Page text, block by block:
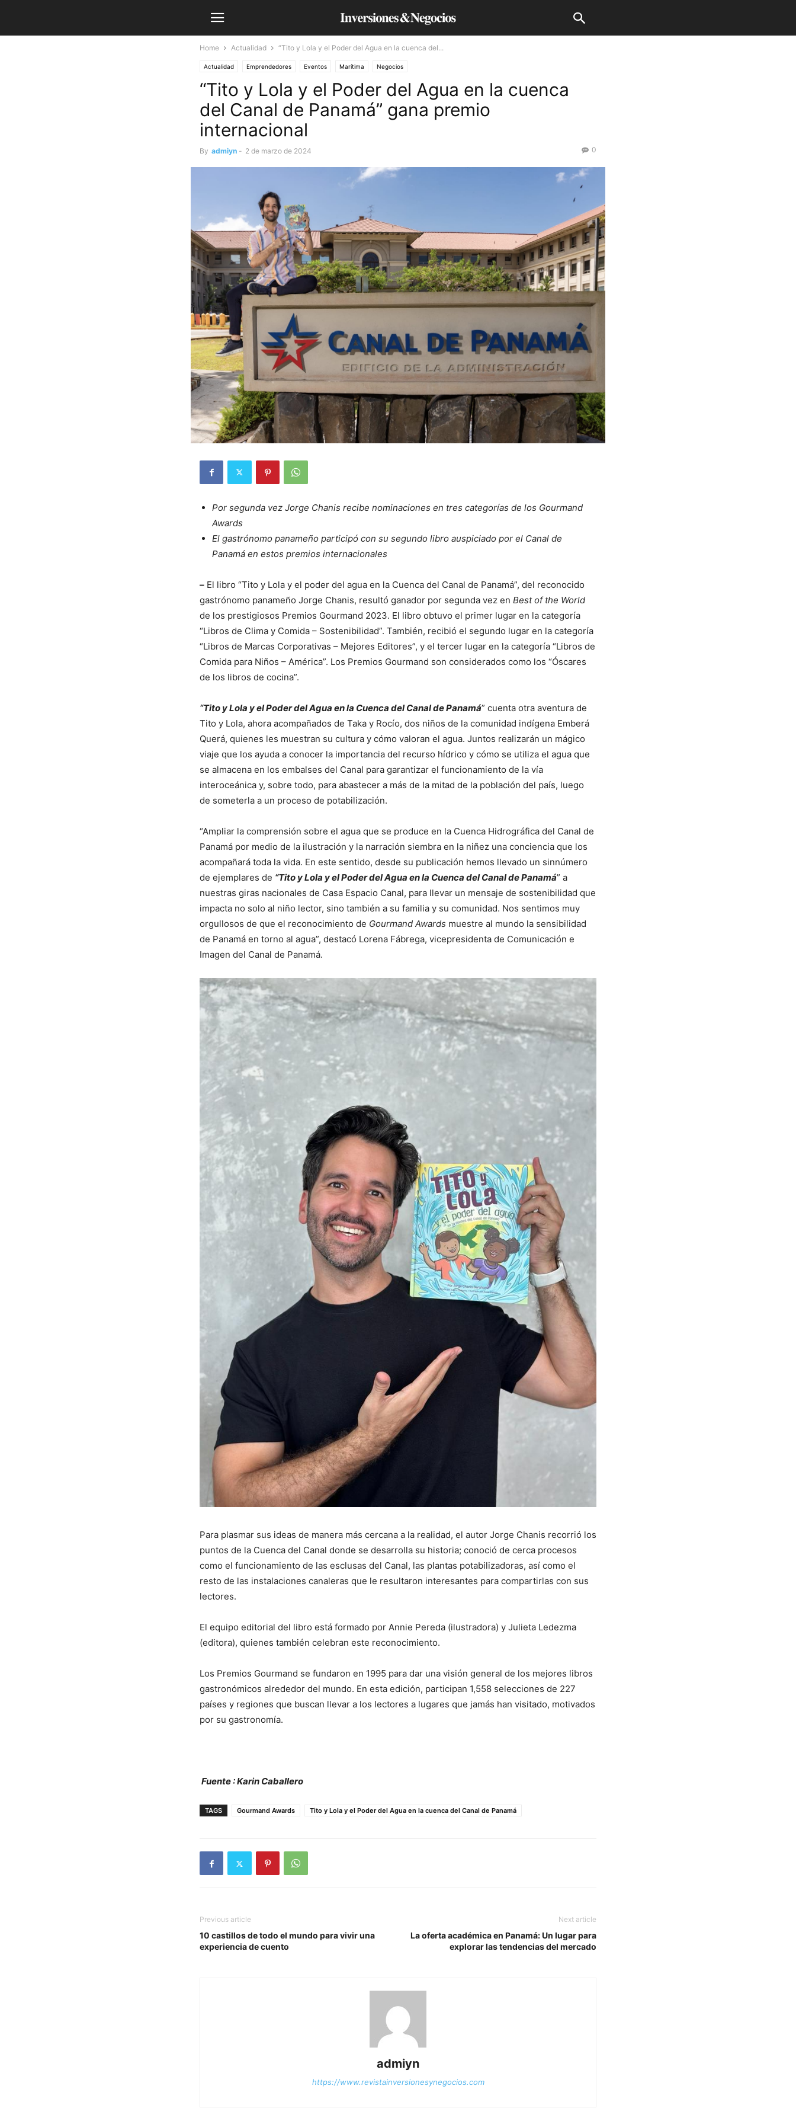
Home Actualidad “Tito y Lola y el Poder del Agua en la cuenca del...
Actualidad Emprendedores Eventos Marítima Negocios
“Tito y Lola y el Poder del Agua en la cuenca
del Canal de Panamá” gana premio
internacional
By admiyn - 2 de marzo de 2024 0
Por segunda vez Jorge Chanis recibe nominaciones en tres categorías de los Gourmand
Awards
El gastrónomo panameño participó con su segundo libro auspiciado por el Canal de
Panamá en estos premios internacionales
– El libro “Tito y Lola y el poder del agua en la Cuenca del Canal de Panamá”, del reconocido
gastrónomo panameño Jorge Chanis, resultó ganador por segunda vez en Best of the World
de los prestigiosos Premios Gourmand 2023. El libro obtuvo el primer lugar en la categoría
“Libros de Clima y Comida – Sostenibilidad”. También, recibió el segundo lugar en la categoría
“Libros de Marcas Corporativas – Mejores Editores”, y el tercer lugar en la categoría “Libros de
Comida para Niños – América”. Los Premios Gourmand son considerados como los “Óscares
de los libros de cocina”.
“Tito y Lola y el Poder del Agua en la Cuenca del Canal de Panamá” cuenta otra aventura de
Tito y Lola, ahora acompañados de Taka y Rocío, dos niños de la comunidad indígena Emberá
Querá, quienes les muestran su cultura y cómo valoran el agua. Juntos realizarán un mágico
viaje que los ayuda a conocer la importancia del recurso hídrico y cómo se utiliza el agua que
se almacena en los embalses del Canal para garantizar el funcionamiento de la vía
interoceánica y, sobre todo, para abastecer a más de la mitad de la población del país, luego
de someterla a un proceso de potabilización.
“Ampliar la comprensión sobre el agua que se produce en la Cuenca Hidrográfica del Canal de
Panamá por medio de la ilustración y la narración siembra en la niñez una conciencia que los
acompañará toda la vida. En este sentido, desde su publicación hemos llevado un sinnúmero
de ejemplares de “Tito y Lola y el Poder del Agua en la Cuenca del Canal de Panamá” a
nuestras giras nacionales de Casa Espacio Canal, para llevar un mensaje de sostenibilidad que
impacta no solo al niño lector, sino también a su familia y su comunidad. Nos sentimos muy
orgullosos de que el reconocimiento de Gourmand Awards muestre al mundo la sensibilidad
de Panamá en torno al agua”, destacó Lorena Fábrega, vicepresidenta de Comunicación e
Imagen del Canal de Panamá.
Para plasmar sus ideas de manera más cercana a la realidad, el autor Jorge Chanis recorrió los
puntos de la Cuenca del Canal donde se desarrolla su historia; conoció de cerca procesos
como el funcionamiento de las esclusas del Canal, las plantas potabilizadoras, así como el
resto de las instalaciones canaleras que le resultaron interesantes para compartirlas con sus
lectores.
El equipo editorial del libro está formado por Annie Pereda (ilustradora) y Julieta Ledezma
(editora), quienes también celebran este reconocimiento.
Los Premios Gourmand se fundaron en 1995 para dar una visión general de los mejores libros
gastronómicos alrededor del mundo. En esta edición, participan 1,558 selecciones de 227
países y regiones que buscan llevar a los lectores a lugares que jamás han visitado, motivados
por su gastronomía.
Fuente : Karin Caballero
TAGS Gourmand Awards Tito y Lola y el Poder del Agua en la cuenca del Canal de Panamá
Previous article
10 castillos de todo el mundo para vivir una
experiencia de cuento
Next article
La oferta académica en Panamá: Un lugar para
explorar las tendencias del mercado
admiyn
https://www.revistainversionesynegocios.com